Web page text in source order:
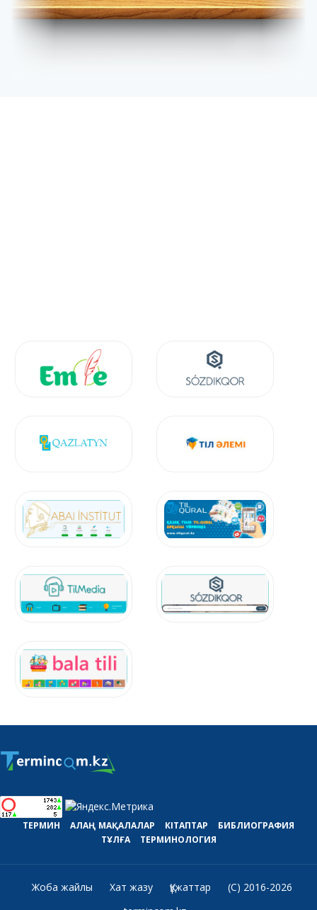
ТЕРМИН АЛАҢ МАҚАЛАЛАР КІТАПТАР
БИБЛИОГРАФИЯ
ТҰЛҒА
ТЕРМИНОЛОГИЯ
Жоба жайлы Хат жазу Құжаттар
(C) 2016-2026